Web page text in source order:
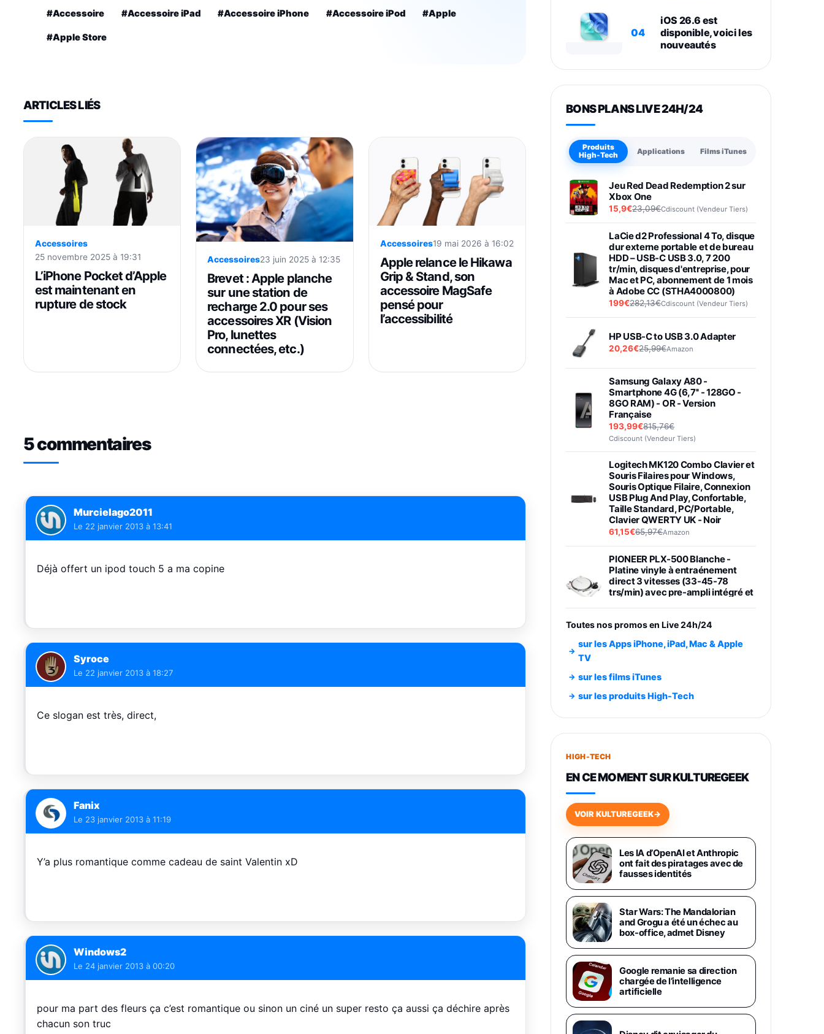
#Accessoire #Accessoire iPad #Accessoire iPhone #Accessoire iPod #Apple
#Apple Store
ARTICLES LIÉS
Accessoires
25 novembre 2025 à 19:31
L’iPhone Pocket d’Apple
est maintenant en
rupture de stock
Accessoires23 juin 2025 à 12:35
Brevet : Apple planche
sur une station de
recharge 2.0 pour ses
accessoires XR (Vision
Pro, lunettes
connectées, etc.)
Accessoires19 mai 2026 à 16:02
Apple relance le Hikawa
Grip & Stand, son
accessoire MagSafe
pensé pour
l’accessibilité
5 commentaires
Murcielago2011
Le 22 janvier 2013 à 13:41
Déjà offert un ipod touch 5 a ma copine
Syroce
Le 22 janvier 2013 à 18:27
Ce slogan est très, direct,
Fanix
Le 23 janvier 2013 à 11:19
Y’a plus romantique comme cadeau de saint Valentin xD
Windows2
Le 24 janvier 2013 à 00:20
pour ma part des fleurs ça c’est romantique ou sinon un ciné un super resto ça aussi ça déchire après
chacun son truc
04
iOS 26.6 est
disponible, voici les
nouveautés
BONS PLANS LIVE 24H/24
Produits
High-Tech
Applications Films iTunes
Jeu Red Dead Redemption 2 sur
Xbox One
15,9€23,09€Cdiscount (Vendeur Tiers)
LaCie d2 Professional 4 To, disque
dur externe portable et de bureau
HDD – USB-C USB 3.0, 7 200
tr/min, disques d'entreprise, pour
Mac et PC, abonnement de 1 mois
à Adobe CC (STHA4000800)
199€282,13€Cdiscount (Vendeur Tiers)
HP USB-C to USB 3.0 Adapter
20,26€25,99€Amazon
Samsung Galaxy A80 -
Smartphone 4G (6,7'' - 128GO -
8GO RAM) - OR - Version
Française
193,99€815,76€
Cdiscount (Vendeur Tiers)
Logitech MK120 Combo Clavier et
Souris Filaires pour Windows,
Souris Optique Filaire, Connexion
USB Plug And Play, Confortable,
Taille Standard, PC/Portable,
Clavier QWERTY UK - Noir
61,15€65,97€Amazon
PIONEER PLX-500 Blanche -
Platine vinyle à entraénement
direct 3 vitesses (33-45-78
trs/min) avec pre-ampli intégré et
Smartphone SAMSUNG Galaxy
Smartphone SAMSUNG Galaxy
S26+ Violet 256Go
749,99€1240,43€Fnac (Vendeur Tiers)
648,63€
Smartphone Android 5G avec
Galaxy AI, 512 Go, Chargeur
Secteur Rapide 25W Inclus,
Smartphone déverrouillé, Noir,
Version FR
1019€1399€Fnac (Vendeur Tiers)
Galaxy S26 Ultra 512 Go Bleu
1019€ 1399€ Fnac (Vendeur Tiers)
Galaxy S26 Ultra 256 Go Violet
892€1199€
Philips SHK2000BL - Casque
Enfant - Bleu & Répartiteur Audio
5 Casques, Blanc
24,94€
Toutes nos promos en Live 24h/24
sur les Apps iPhone, iPad, Mac & Apple
TV
sur les films iTunes
sur les produits High-Tech
HIGH-TECH
EN CE MOMENT SUR KULTUREGEEK
VOIR KULTUREGEEK→
Les IA d’OpenAI et Anthropic
ont fait des piratages avec de
fausses identités
Star Wars: The Mandalorian
and Grogu a été un échec au
box-office, admet Disney
Google remanie sa direction
chargée de l’intelligence
artificielle